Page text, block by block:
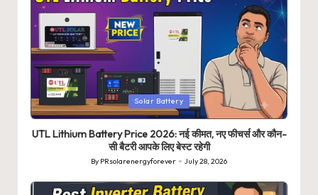
Posted
in
Solar Battery
UTL Lithium Battery Price 2026: नई कीमत, नए फीचर्स और कौन-
सी बैटरी आपके लिए बेस्ट रहेगी
Posted
by
By PRsolarenergyforever July 28, 2026